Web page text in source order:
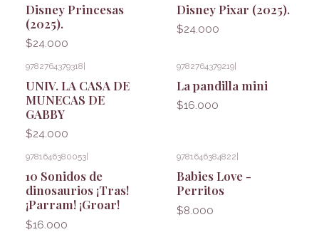
Disney Princesas
(2025).
$24.000
Disney Pixar (2025).
$24.000
9782764379318|
UNIV. LA CASA DE
MUNECAS DE
GABBY
$24.000
9782764379219|
La pandilla mini
$16.000
9781646380053
10 Sonidos de
dinosaurios ¡Tras!
¡Parram! ¡Groar!
$16.000
9781646384822
Babies Love -
Perritos
$8.000